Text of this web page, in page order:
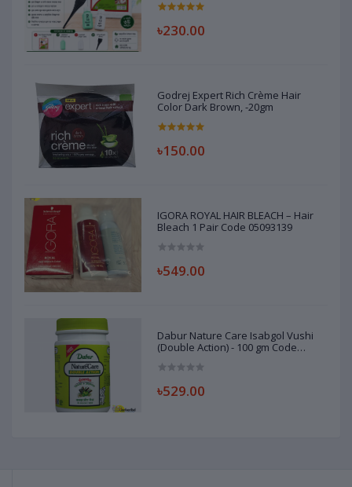
৳230.00
Godrej Expert Rich Crème Hair
Color Dark Brown, -20gm
৳150.00
IGORA ROYAL HAIR BLEACH – Hair
Bleach 1 Pair Code 05093139
৳549.00
Dabur Nature Care Isabgol Vushi
(Double Action) - 100 gm Code
৳529.00